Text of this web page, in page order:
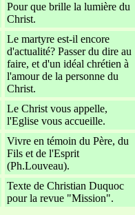
Pour que brille la lumière du
Christ.
Le martyre est-il encore
d'actualité? Passer du dire au
faire, et d'un idéal chrétien à
l'amour de la personne du
Christ.
Le Christ vous appelle,
l'Eglise vous accueille.
Vivre en témoin du Père, du
Fils et de l'Esprit
(Ph.Louveau).
Texte de Christian Duquoc
pour la revue "Mission".